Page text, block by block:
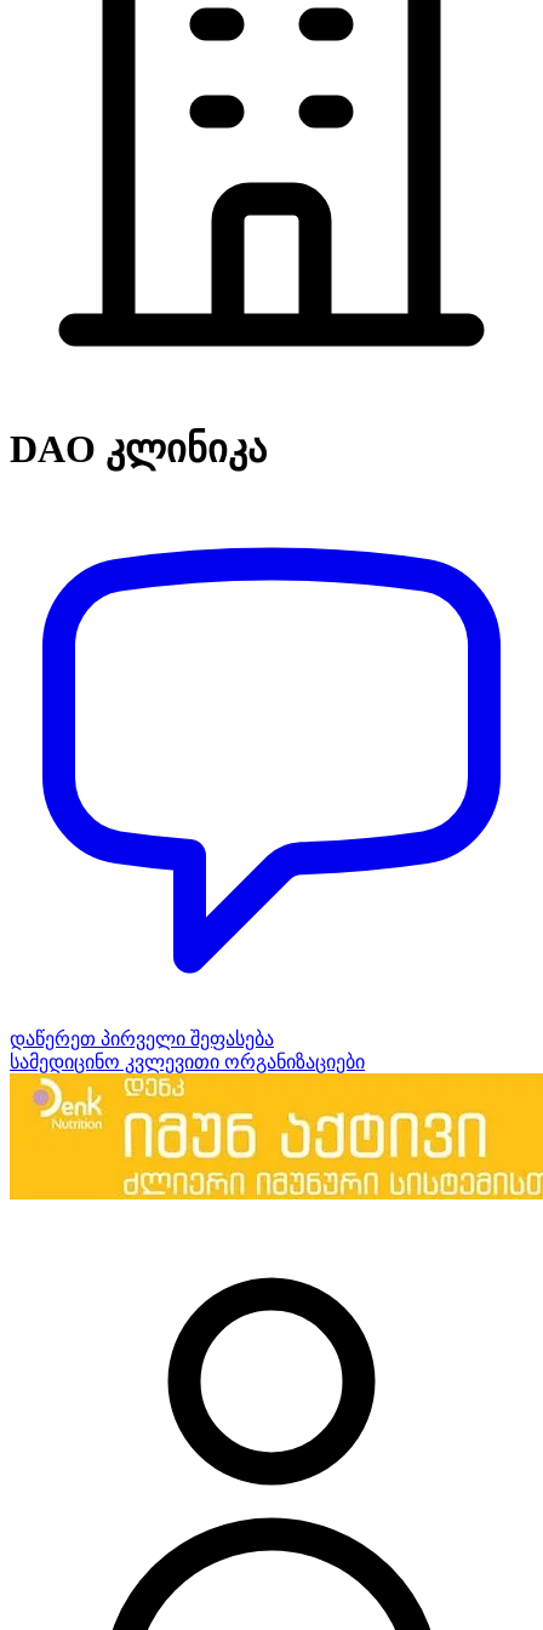
DAO კლინიკა
დაწერეთ პირველი შეფასება
სამედიცინო კვლევითი ორგანიზაციები